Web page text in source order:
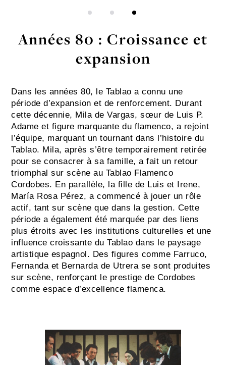
Années 80 : Croissance et
expansion
période d’expansion et de renforcement. Durant
cette décennie, Mila de Vargas, sœur de Luis P.
Adame et figure marquante du flamenco, a rejoint
l’équipe, marquant un tournant dans
l’histoire du
Tablao. Mila, après s’être temporairement retirée
pour se consacrer à sa famille, a fait un retour
triomphal sur scène au Tablao Flamenco
Cordobes. En parallèle, la fille de Luis et Irene,
María Rosa Pérez, a commencé à jouer un rôle
actif, tant sur scène que dans la gestion. Cette
période a également été marquée par des liens
plus étroits avec les institutions culturelles et une
influence croissante du Tablao dans le paysage
artistique espagnol. Des figures comme Farruco,
Fernanda et Bernarda de Utrera se sont produites
sur scène, renforçant le prestige de Cordobes
comme espace d’excellence flamenca.